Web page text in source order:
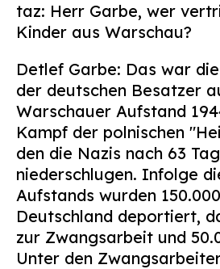
Archiv
Kontakt
Suchen
nach:
taz: Herr Garbe, wer
Kinder aus Warschau?
Detlef Garbe: Das war
der deutschen Besatzer
Warschauer Aufstand
Kampf der polnischen
den die Nazis nach 63
niederschlugen. Infolge
Aufstands wurden
Deutschland deportiert,
zur Zwangsarbeit und
Unter den